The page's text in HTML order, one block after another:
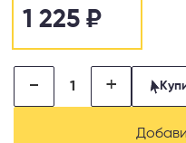
1 225 ₽
- +